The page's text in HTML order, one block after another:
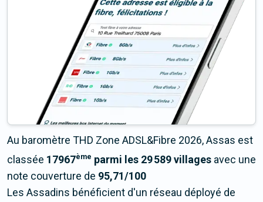
Au baromètre THD Zone ADSL&Fibre 2026, Assas est
classée 17967ème parmi les 29 589 villages avec une
note couverture de 95,71/100
Les Assadins bénéficient d'un réseau déployé de